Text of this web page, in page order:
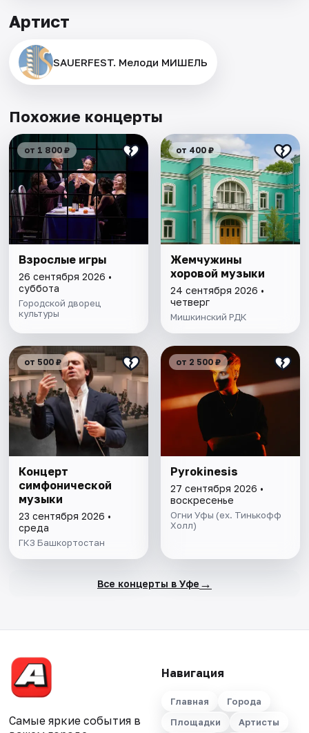
Артист
SAUERFEST. Мелоди МИШЕЛЬ
Похожие концерты
от 1 800 ₽
Взрослые игры
26 сентября 2026 •
суббота
Городской дворец
культуры
от 400 ₽
Жемчужины
хоровой музыки
24 сентября 2026 •
четверг
Мишкинский РДК
от 500 ₽
Концерт
симфонической
музыки
23 сентября 2026 •
среда
ГКЗ Башкортостан
от 2 500 ₽
Pyrokinesis
27 сентября 2026 •
воскресенье
Огни Уфы (ex. Тинькофф
Холл)
Все концерты в Уфе →
Самые яркие события в
Навигация
Главная
Города
Площадки
Артисты